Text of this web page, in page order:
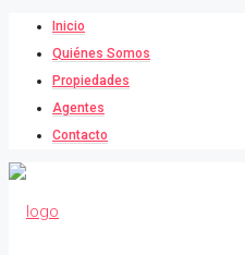
Inicio
Quiénes Somos
Propiedades
Agentes
Contacto